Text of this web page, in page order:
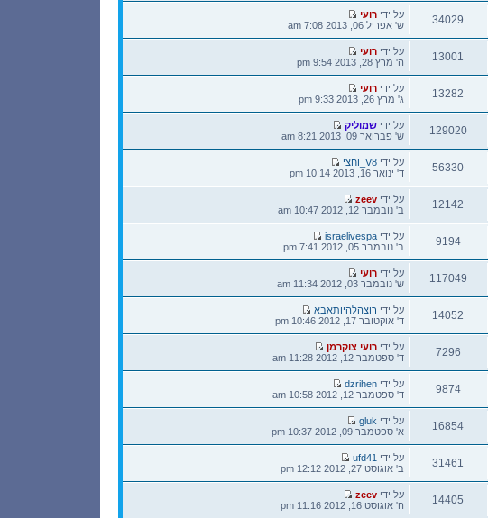
34029
צפיות
הודעה
אחרונה
על ידירועי
ש' אפריל 06, 2013 7:08 am
13001
הודעה
אחרונה
על ידירועי
ה' מרץ 28, 2013 9:54 pm
13282
צפיות
הודעה
אחרונה
על ידירועי
ג' מרץ 26, 2013 9:33 pm
129020
הודעה
אחרונה
על ידישמוליק
ש' פברואר 09, 2013 8:21 am
56330
צפיות
הודעה
אחרונה
על ידיV8_וחצי
ד' ינואר 16, 2013 10:14 pm
12142
הודעה
אחרונה
על ידיzeev
ב' נובמבר 12, 2012 10:47 am
9194
צפיות
הודעה
אחרונה
על ידיisraelivespa
ב' נובמבר 05, 2012 7:41 pm
117049
הודעה
אחרונה
על ידירועי
ש' נובמבר 03, 2012 11:34 am
14052
צפיות
הודעה
אחרונה
על ידי רוצהלהיותאבא
ד' אוקטובר 17, 2012 10:46 pm
7296
הודעה
אחרונה
על ידירועי צוקרמן
ד' ספטמבר 12, 2012 11:28 am
9874
צפיות
הודעה
אחרונה
על ידיdzrihen
ד' ספטמבר 12, 2012 10:58 am
16854
הודעה
אחרונה
על ידי gluk
א' ספטמבר 09, 2012 10:37 pm
31461
צפיות
הודעה
אחרונה
על ידי ufd41
ב' אוגוסט 27, 2012 12:12 pm
14405
הודעה
אחרונה
על ידיzeev
ה' אוגוסט 16, 2012 11:16 pm